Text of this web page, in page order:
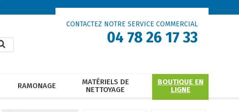
CONTACTEZ NOTRE SERVICE COMMERCIAL
04 78 26 17 33
RAMONAGE
MATÉRIELS DE
NETTOYAGE
BOUTIQUE EN
LIGNE